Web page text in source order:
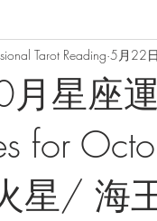
星座
for
星/ 海
Tarot Reading 5月22日